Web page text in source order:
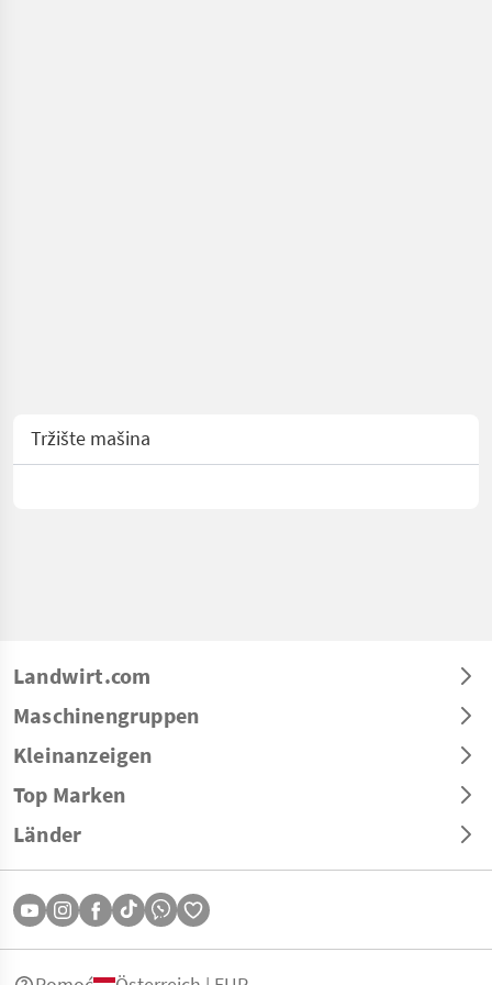
Tržište mašina
Landwirt.com
Maschinengruppen
Kleinanzeigen
Top Marken
Länder